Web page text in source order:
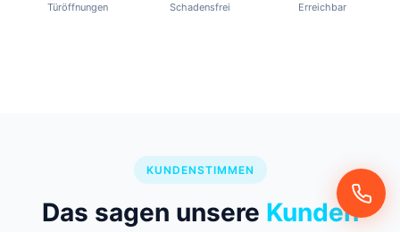
Türöffnungen Schadensfrei Erreichbar
KUNDENSTIMMEN
Das sagen unsere Kunden